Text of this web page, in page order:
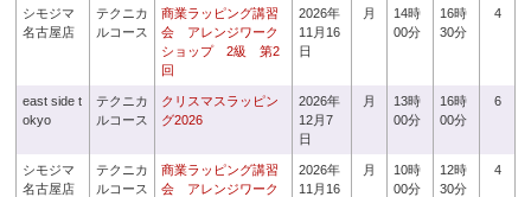
シモジマ
名古屋店
テクニカ
ルコース
商業ラッピング講習
会 アレンジワーク
ショップ 2級 第2
回
2026年
11月16
日
月
14時
00分
16時
30分
4
east side t
okyo
テクニカ
ルコース
クリスマスラッピン
グ2026
2026年
12月7
日
月
13時
00分
16時
00分
6
シモジマ
名古屋店
テクニカ
ルコース
商業ラッピング講習
会 アレンジワーク
2026年
11月16
月
10時
00分
12時
30分
4